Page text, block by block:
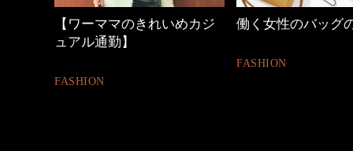
働く女性のバッグの中身 40代の小顔メイク
BEAUTY